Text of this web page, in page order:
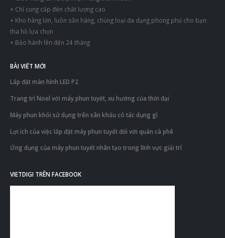
+ Chỉ cung cấp đèn chất lượng cao
+ Kho hàng lớn, luôn sẵn hàng, chủng loại đa dạng phong phú cho bạn
tha hồ lựa chọn
+ Bảo hành lên đến 24 tháng
BÀI VIẾT MỚI
Lắp đặt màn hình LED P2
Trang trí Noel với máy phun tuyết, xu hướng của thời đại
Máy phun khói sử dụng trên sân khấu có tác dụng gì
Lợi ích của việc lắp đặt máy phun tuyết đối với quán cà phê
Ứng dụng của máy phun tuyết nhân tạo trong lĩnh vực giải trí
VIETDIGI TRÊN FACEBOOK